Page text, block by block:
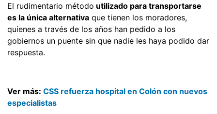
El rudimentario método utilizado para transportarse
es la única alternativa que tienen los moradores,
quienes a través de los años han pedido a los
gobiernos un puente sin que nadie les haya podido dar
respuesta.
Ver más: CSS refuerza hospital en Colón con nuevos
especialistas